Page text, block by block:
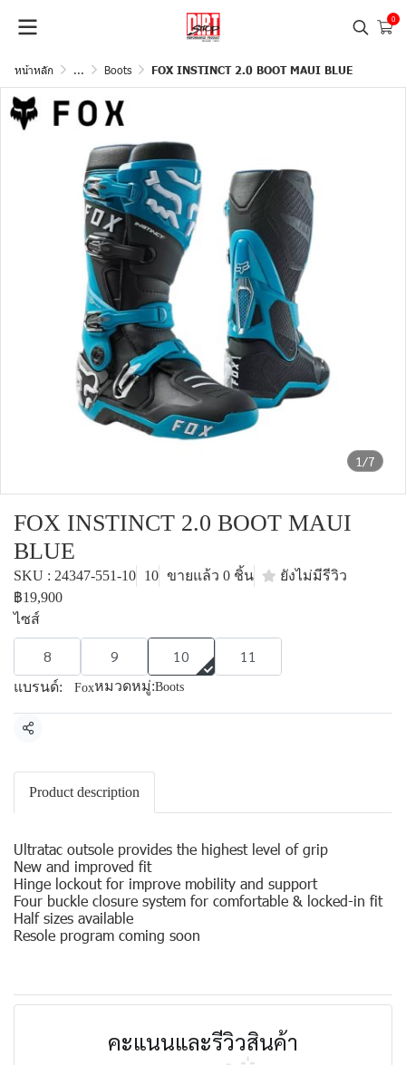
0
หน้าหลัก ... Boots FOX INSTINCT 2.0 BOOT MAUI BLUE
1/7
FOX INSTINCT 2.0 BOOT MAUI
BLUE
SKU : 24347-551-10 10 ขายแล้ว 0 ชิ้น
ยังไม่มีรีวิว
฿19,900
ไซส์
8 9 10 11
แบรนด์: Foxหมวดหมู่:Boots
แชร์
Product description
Ultratac outsole provides the highest level of grip
New and improved fit
Hinge lockout for improve mobility and support
Four buckle closure system for comfortable & locked-in fit
Half sizes available
Resole program coming soon
คะแนนและรีวิวสินค้า